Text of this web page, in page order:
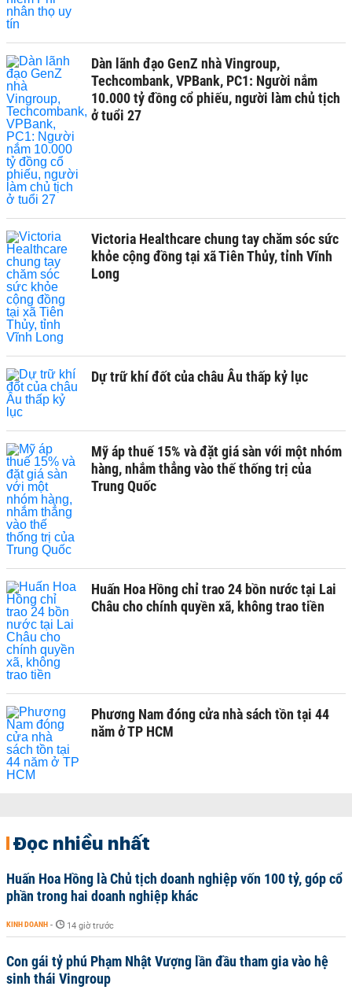
Dàn lãnh đạo GenZ nhà Vingroup,
Techcombank, VPBank, PC1: Người nắm
10.000 tỷ đồng cổ phiếu, người làm chủ tịch
ở tuổi 27
Victoria Healthcare chung tay chăm sóc sức
khỏe cộng đồng tại xã Tiên Thủy, tỉnh Vĩnh
Long
Dự trữ khí đốt của châu Âu thấp kỷ lục
Mỹ áp thuế 15% và đặt giá sàn với một nhóm
hàng, nhắm thẳng vào thế thống trị của
Trung Quốc
Huấn Hoa Hồng chỉ trao 24 bồn nước tại Lai
Châu cho chính quyền xã, không trao tiền
Phương Nam đóng cửa nhà sách tồn tại 44
năm ở TP HCM
Đọc nhiều nhất
Huấn Hoa Hồng là Chủ tịch doanh nghiệp vốn 100 tỷ, góp cổ
phần trong hai doanh nghiệp khác
KINH DOANH - 14 giờ trước
Con gái tỷ phú Phạm Nhật Vượng lần đầu tham gia vào hệ
sinh thái Vingroup